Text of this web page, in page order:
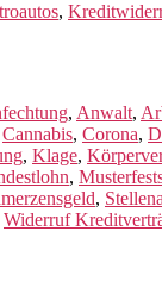
,
, Anwalt,
Cannabis, Corona,
, Klage,
,
,
Widerruf